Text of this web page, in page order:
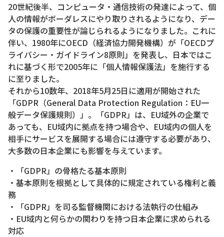
20世紀後半、コンピュータ・通信技術の発達によって、個
人の情報がボーダレスにやり取りされるようになり、デー
タの保護の重要性が論じられるようになりました。これに
伴い、1980年にOECD（経済協力開発機構）が「OECDプ
ライバシー・ガイドライン8原則」を発表し、日本ではこ
れに基づく形で2005年に「個人情報保護法」を施行する
に至りました。
それから10数年、2018年5月25日に適用が開始された
「GDPR（General Data Protection Regulation：EU一
般データ保護規則）」。「GDPR」は、EU域外の企業で
あっても、EU域内に拠点を持つ場合や、EU域内の個人を
相手にサービスを展開する場合には遵守する必要があり、
大多数の日本企業にも影響を与えています。
・「GDPR」の骨格たる基本原則
・基本原則を根拠として具体的に規定されている権利と義
務
・「GDPR」を司る監督機関における法執行の仕組み
・EU域内と何らかの関わりを持つ日本企業に求められる
対応